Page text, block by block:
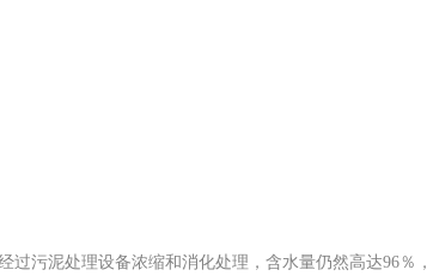
过污泥处理设备​浓缩和消化处理，含水量仍然高达96％